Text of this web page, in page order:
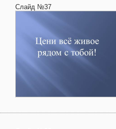
Слайд №37